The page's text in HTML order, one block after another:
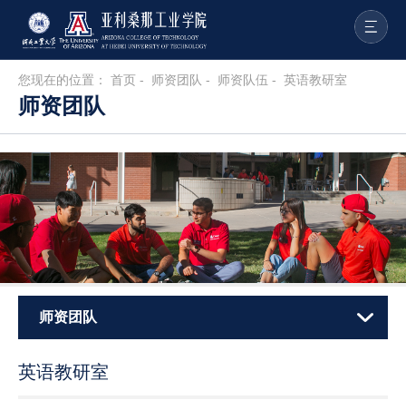
您现在的位置： 首页 - 师资团队 - 师资队伍 - 英语教研室
师资团队
师资团队
英语教研室